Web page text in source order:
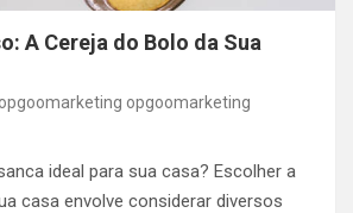
A Cereja do Bolo da Sua
opgoomarketing opgoomarketing
ideal para sua casa? Escolher a
casa envolve considerar diversos